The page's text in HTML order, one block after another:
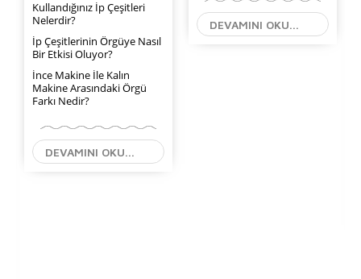
Kullandığınız İp Çeşitleri
Nelerdir?
İp Çeşitlerinin Örgüye Nasıl
Bir Etkisi Oluyor?
İnce Makine İle Kalın
Makine Arasındaki Örgü
Farkı Nedir?
DEVAMINI OKU...
DEVAMINI OKU...